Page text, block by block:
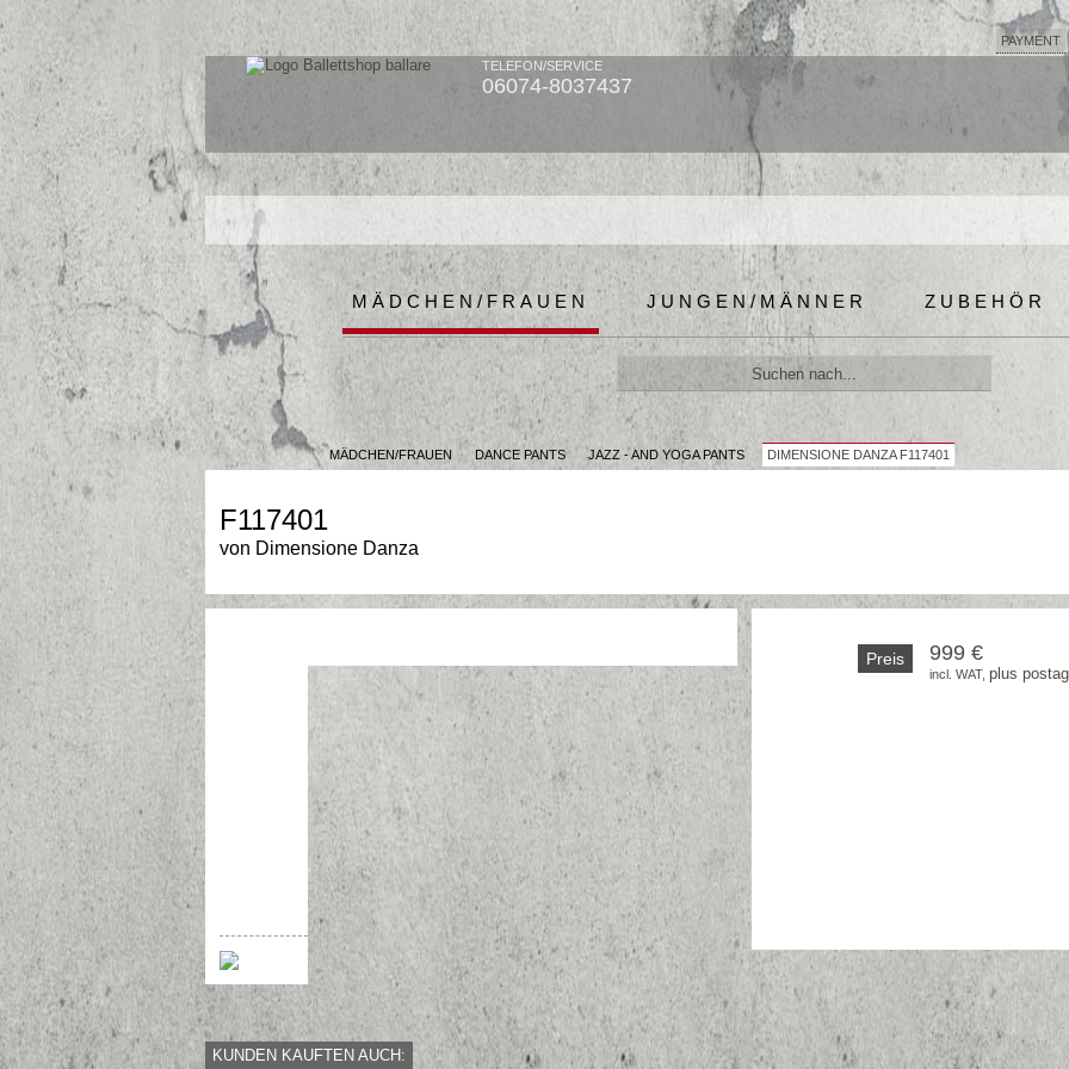
PAYMENT
TELEFON/SERVICE
06074-8037437
MÄDCHEN/FRAUEN JUNGEN/MÄNNER ZUBEHÖR
MÄDCHEN/FRAUEN DANCE PANTS JAZZ - AND YOGA PANTS DIMENSIONE DANZA F117401
F117401
von Dimensione Danza
Preis 999 €
incl. WAT, plus
KUNDEN KAUFTEN AUCH: